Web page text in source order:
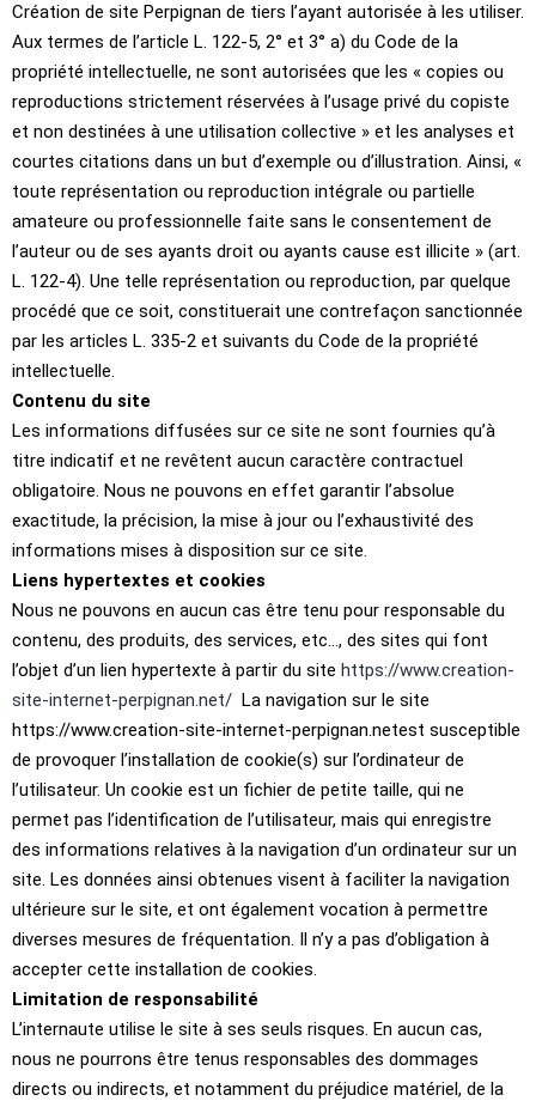
Création de site Perpignan de tiers l’ayant autorisée à les utiliser.
Aux termes de l’article L. 122-5, 2° et 3° a) du Code de la
propriété intellectuelle, ne sont autorisées que les « copies ou
reproductions strictement réservées à l’usage privé du copiste
et non destinées à une utilisation collective » et les analyses et
courtes citations dans un but d’exemple ou d’illustration. Ainsi, «
toute représentation ou reproduction intégrale ou partielle
amateure ou professionnelle faite sans le consentement de
l’auteur ou de ses ayants droit ou ayants cause est illicite » (art.
L. 122-4). Une telle représentation ou reproduction, par quelque
procédé que ce soit, constituerait une contrefaçon sanctionnée
par les articles L. 335-2 et suivants du Code de la propriété
intellectuelle.
Contenu du site
Les informations diffusées sur ce site ne sont fournies qu’à
titre indicatif et ne revêtent aucun caractère contractuel
obligatoire. Nous ne pouvons en effet garantir l’absolue
exactitude, la précision, la mise à jour ou l’exhaustivité des
informations mises à disposition sur ce site.
Liens hypertextes et cookies
Nous ne pouvons en aucun cas être tenu pour responsable du
contenu, des produits, des services, etc…, des sites qui font
l’objet d’un lien hypertexte à partir du site https://www.creation-
site-internet-perpignan.net/ La navigation sur le site
https://www.creation-site-internet-perpignan.netest susceptible
de provoquer l’installation de cookie(s) sur l’ordinateur de
l’utilisateur. Un cookie est un fichier de petite taille, qui ne
permet pas l’identification de l’utilisateur, mais qui enregistre
des informations relatives à la navigation d’un ordinateur sur un
site. Les données ainsi obtenues visent à faciliter la navigation
ultérieure sur le site, et ont également vocation à permettre
diverses mesures de fréquentation. Il n’y a pas d’obligation à
accepter cette installation de cookies.
Limitation de responsabilité
L’internaute utilise le site à ses seuls risques. En aucun cas,
nous ne pourrons être tenus responsables des dommages
directs ou indirects, et notamment du préjudice matériel, de la